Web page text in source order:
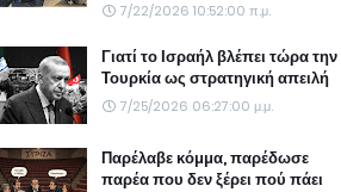
7/22/2026 10:52:00 π.μ.
Γιατί το Ισραήλ βλέπει τώρα την
Τουρκία ως στρατηγική απειλή
7/25/2026 06:27:00 μ.μ.
Παρέλαβε κόμμα, παρέδωσε
παρέα που δεν ξέρει πού πάει